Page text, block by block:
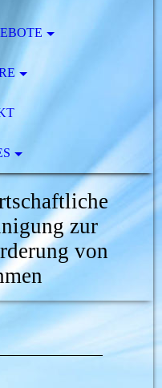
zur
von